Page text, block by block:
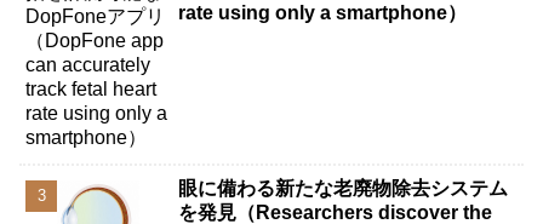
rate using only a smartphone）
眼に備わる新たな老廃物除去システム
を発見（Researchers discover the